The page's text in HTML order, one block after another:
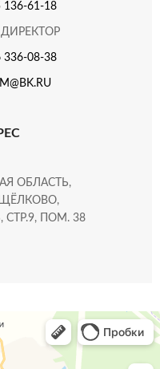
136-61-18
336-08-38
ОБЛАСТЬ,
СТР.9, ПОМ. 38